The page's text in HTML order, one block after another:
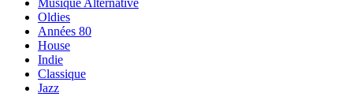
Musique Alternative
Oldies
Années 80
House
Indie
Classique
Jazz